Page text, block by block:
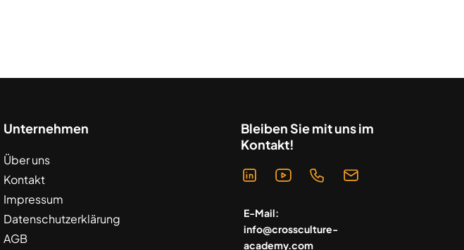
Unternehmen
Über uns
Kontakt
Impressum
Datenschutzerklärung
AGB
Bleiben Sie mit uns im
Kontakt!
E-Mail:
info@crossculture-
academy.com